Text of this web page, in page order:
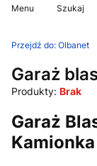
Menu Szukaj
Przejdź do: Olbanet
Garaż
Produkty: Brak
Garaż